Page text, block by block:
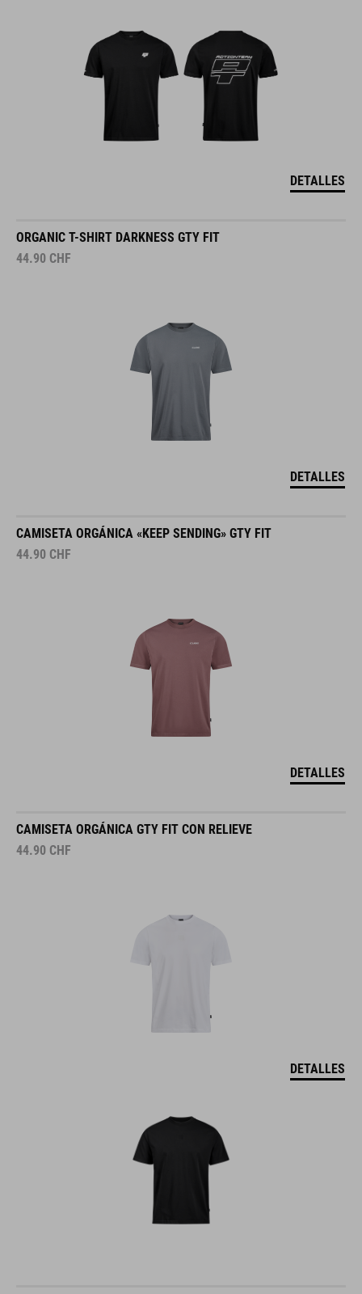
DETALLES
ORGANIC T-SHIRT DARKNESS GTY FIT
44.90 CHF
DETALLES
CAMISETA ORGÁNICA «KEEP SENDING» GTY FIT
44.90 CHF
DETALLES
CAMISETA ORGÁNICA GTY FIT CON RELIEVE
44.90 CHF
DETALLES